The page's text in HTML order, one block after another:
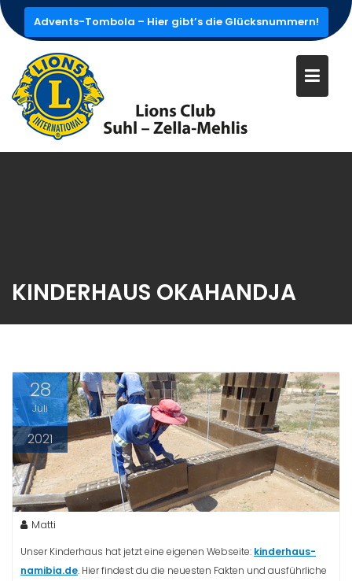
Skip
to
Advents-Tombola – Hier gibt’s die Glücksnummern!
KINDERHAUS OKAHANDJA
28
Juli
2021
Matti
Unser Kinderhaus hat jetzt eine eigenen Webseite: kinderhaus-
namibia.de. Hier findest du die neuesten Fakten und ausführliche